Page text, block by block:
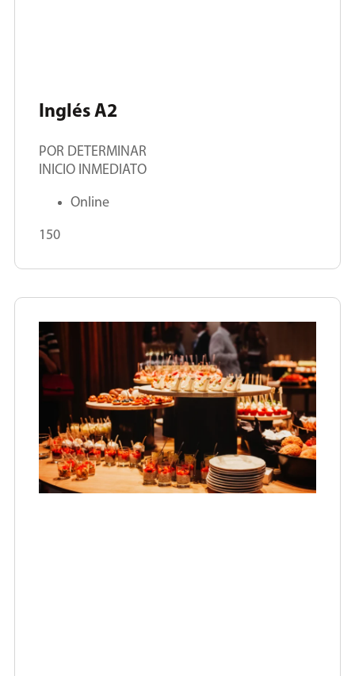
Inglés A2
POR DETERMINAR
INICIO INMEDIATO
Online
150